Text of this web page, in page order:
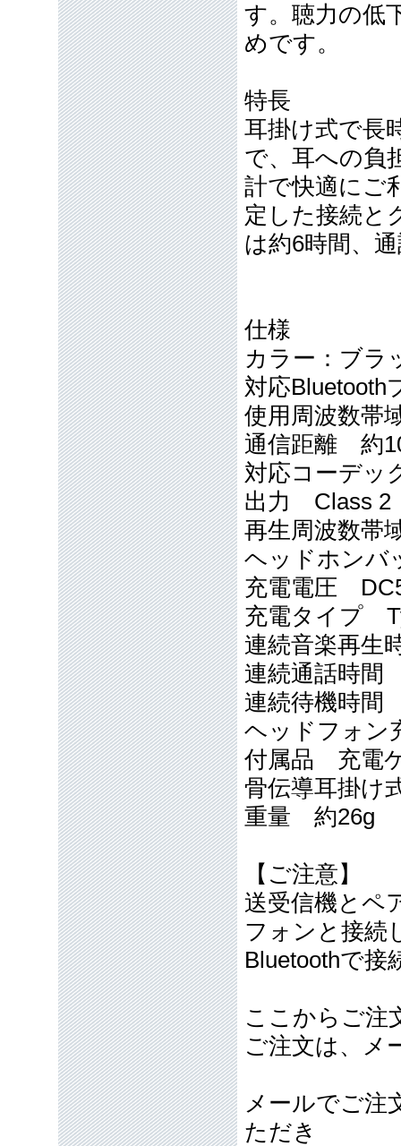
す。聴力の低
めです。
特長
耳掛け式で長
で、耳への負
計で快適にご
定した接続と
は約6時間、
仕様
カラー：ブラ
対応
使用周波数帯
通信距離 約
対応コーデ
出力 Class 2
再生周波数帯
ヘッドホンバ
充電電圧
充電タイプ
連続音楽再生
連続通話時間
連続待機時間
ヘッドフォン
付属品 充電
骨伝導耳掛け
重量 約26g
【ご注意】
送受信機とペ
フォンと接続
Bluetoothで接
ここからご注
ご注文は、メ
メールでご注
ただき